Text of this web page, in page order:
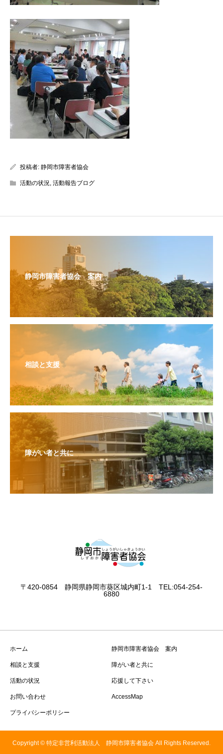
投稿者: 静岡市障害者協会
活動の状況 活動報告ブログ
静岡市障害者協会 案内
相談と支援
障がい者と共に
〒420-0854 静岡県静岡市葵区城内町1-1 TEL:054-254-
6880
ホーム 静岡市障害者協会 案内
相談と支援 障がい者と共に
活動の状況 応援して下さい
お問い合わせ AccessMap
プライバシーポリシー
Copyright © 特定非営利活動法人 静岡市障害者協会 All Rights Reserved.